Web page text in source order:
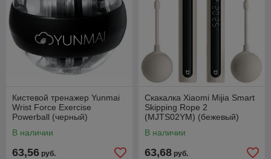
Кистевой тренажер Yunmai
Wrist Force Exercise
Powerball (черный)
В наличии
63,56 руб.
Скакалка Xiaomi Mijia Smart
Skipping Rope 2
(MJTS02YM) (бежевый)
В наличии
63,68 руб.